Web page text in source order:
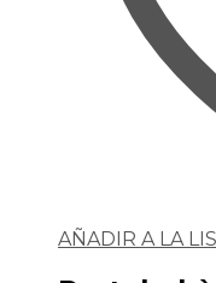
AÑADIR A LA